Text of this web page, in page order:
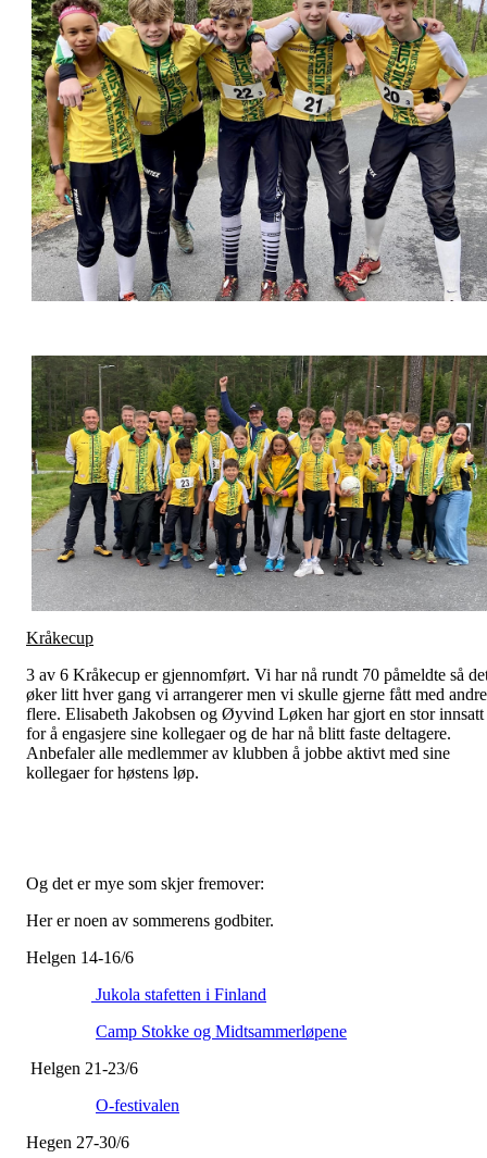
Kråkecup
3 av 6 Kråkecup er gjennomført. Vi har nå rundt 70 påmeldte så
øker litt hver gang vi arrangerer men vi skulle gjerne fått med andre
flere. Elisabeth Jakobsen og Øyvind Løken har gjort en stor innsatt
for å engasjere sine kollegaer og de har nå blitt faste deltagere.
Anbefaler alle medlemmer av klubben å jobbe aktivt med sine
kollegaer for høstens løp.
Og det er mye som skjer fremover:
Her er noen av sommerens godbiter.
Helgen 14-16/6
Jukola stafetten i Finland
Camp Stokke og Midtsammerløpene
Helgen 21-23/6
O-festivalen
Hegen 27-30/6